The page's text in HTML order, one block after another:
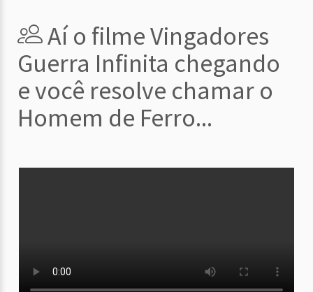
Aí o filme Vingadores
Guerra Infinita chegando
e você resolve chamar o
Homem de Ferro...